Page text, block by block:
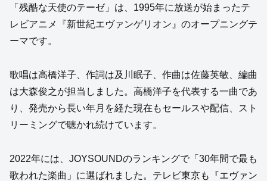
「残酷な天使のテーゼ」は、1995年に放送が始まったテ
レビアニメ『新世紀エヴァンゲリオン』のオープニングテ
ーマです。
歌唱は高橋洋子、作詞は及川眠子、作曲は佐藤英敏、編曲
は大森俊之が担当しました。高橋洋子を代表する一曲であ
り、発売から長い年月を経た現在もセールスや配信、スト
リーミングで聴かれ続けています。
2022年には、JOYSOUNDのランキングで「30年間で最も
歌われた楽曲」に選ばれました。テレビ東京も『エヴァン